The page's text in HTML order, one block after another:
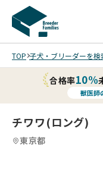
TOP 子犬・ブリーダーを検
合格率10%
獣医師
チワワ(ロング)
東京都